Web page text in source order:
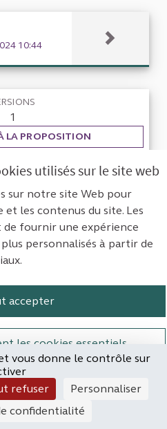
utilisés sur le site web
sur notre site Web pour
les contenus du site. Les
fournir une expérience
personnalisés à partir de
accepter
les cookies essentiels
10:44
1
LA PROPOSITION
des cookies
de participation de la
de participation de la
Plateforme de participation
Plateforme de
externe)
vous donne le contrôle sur
refuser
Personnaliser
confidentialité